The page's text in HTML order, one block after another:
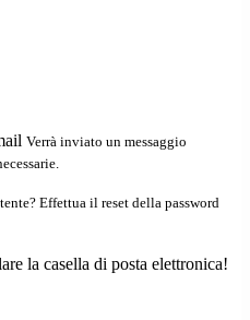
Verrà inviato un messaggio
Effettua il reset della password
la casella di posta elettronica!